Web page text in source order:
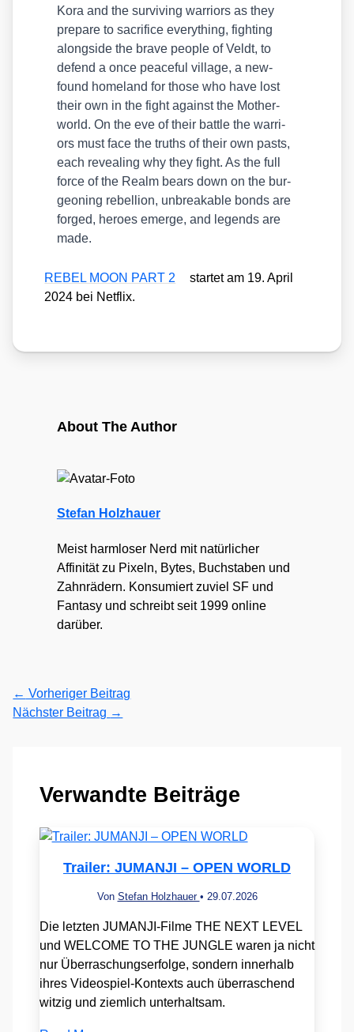
Kora and the sur­vi­ving war­ri­ors as they
prepa­re to sacri­fice ever­y­thing, fight­ing
along­side the bra­ve peo­p­le of Veldt, to
defend a once peaceful vil­la­ge, a new­
found home­land for tho­se who have lost
their own in the fight against the Mother­
world. On the eve of their batt­le the war­ri­
ors must face the truths of their own pas­ts,
each reve­al­ing why they fight. As the full
force of the Realm bears down on the bur­
geo­ning rebel­li­on, unbre­aka­ble bonds are
for­ged, heroes emer­ge, and legends are
made.
REBEL MOON PART 2
star­tet am 19. April
2024 bei Net­flix.
About The Author
Stefan Holzhauer
Meist harmloser Nerd mit natürlicher
Affinität zu Pixeln, Bytes, Buchstaben und
Zahnrädern. Konsumiert zuviel SF und
Fantasy und schreibt seit 1999 online
darüber.
← Vorheriger Beitrag
Nächster Beitrag →
Verwandte Beiträge
Trailer: JUMANJI – OPEN WORLD
Von Stefan Holzhauer • 29.07.2026
Die letzten JUMANJI-Filme THE NEXT LEVEL
und WELCOME TO THE JUNGLE waren ja nicht
nur Überraschungserfolge, sondern innerhalb
ihres Videospiel-Kontexts auch überraschend
witzig und ziemlich unterhaltsam.